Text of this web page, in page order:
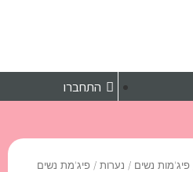
התחברו
פיג'מות נשים / נערות / פיג'מת נשים